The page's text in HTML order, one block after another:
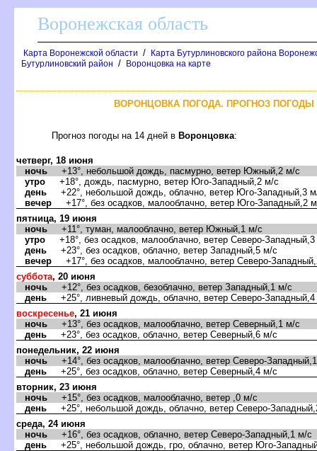
оронежская область
Карта Воронежской области /
Карта Бутурлиновского района
Бутурлиновский район / оронцовка на карте
ОРОНЦОВКА ПОГОДА. ПРОГНОЗ ПОГОДЫ
Прогноз погоды на 14 дней оронцовка:
четверг, 18 июня
ночь +13°, небольшой дождь, пасмурно, ветер Южный,2 м/с
утро +18°, дождь, пасмурно, ветер Юго-Западный,2 м/с
день +22°, небольшой дождь, облачно, ветер Юго-Западный,3
ечер +17°, без осадков, малооблачно, ветер Юго-Западный,2
пятница, 19 июня
ночь +11°, туман, малооблачно, ветер Южный,1 м/с
утро +18°, без осадков, малооблачно, ветер Северо-
день +23°, без осадков, облачно, ветер Западный,5 м/с
ечер +17°, без осадков, малооблачно, ветер Северо-
суббота, 20 июня
ночь +12°, без осадков, безоблачно, ветер Западный,1 м/с
день +25°, ливневый дождь, облачно, ветер Северо-
оскресенье, 21 июня
ночь +13°, без осадков, малооблачно, ветер Северный,1 м/с
день +23°, без осадков, облачно, ветер Северный,6 м/с
понедельник, 22 июня
ночь +14°, без осадков, малооблачно, ветер Северо-
день +25°, без осадков, облачно, ветер Северный,4 м/с
торник, 23 июня
ночь +15°, без осадков, малооблачно, ветер ,0 м/с
день +25°, небольшой дождь, облачно, ветер Северо-
среда, 24 июня
ночь +16°, без осадков, облачно, ветер Северо-Западный,1 м/с
день +25°, небольшой дождь, гро, облачно, ветер Юго-